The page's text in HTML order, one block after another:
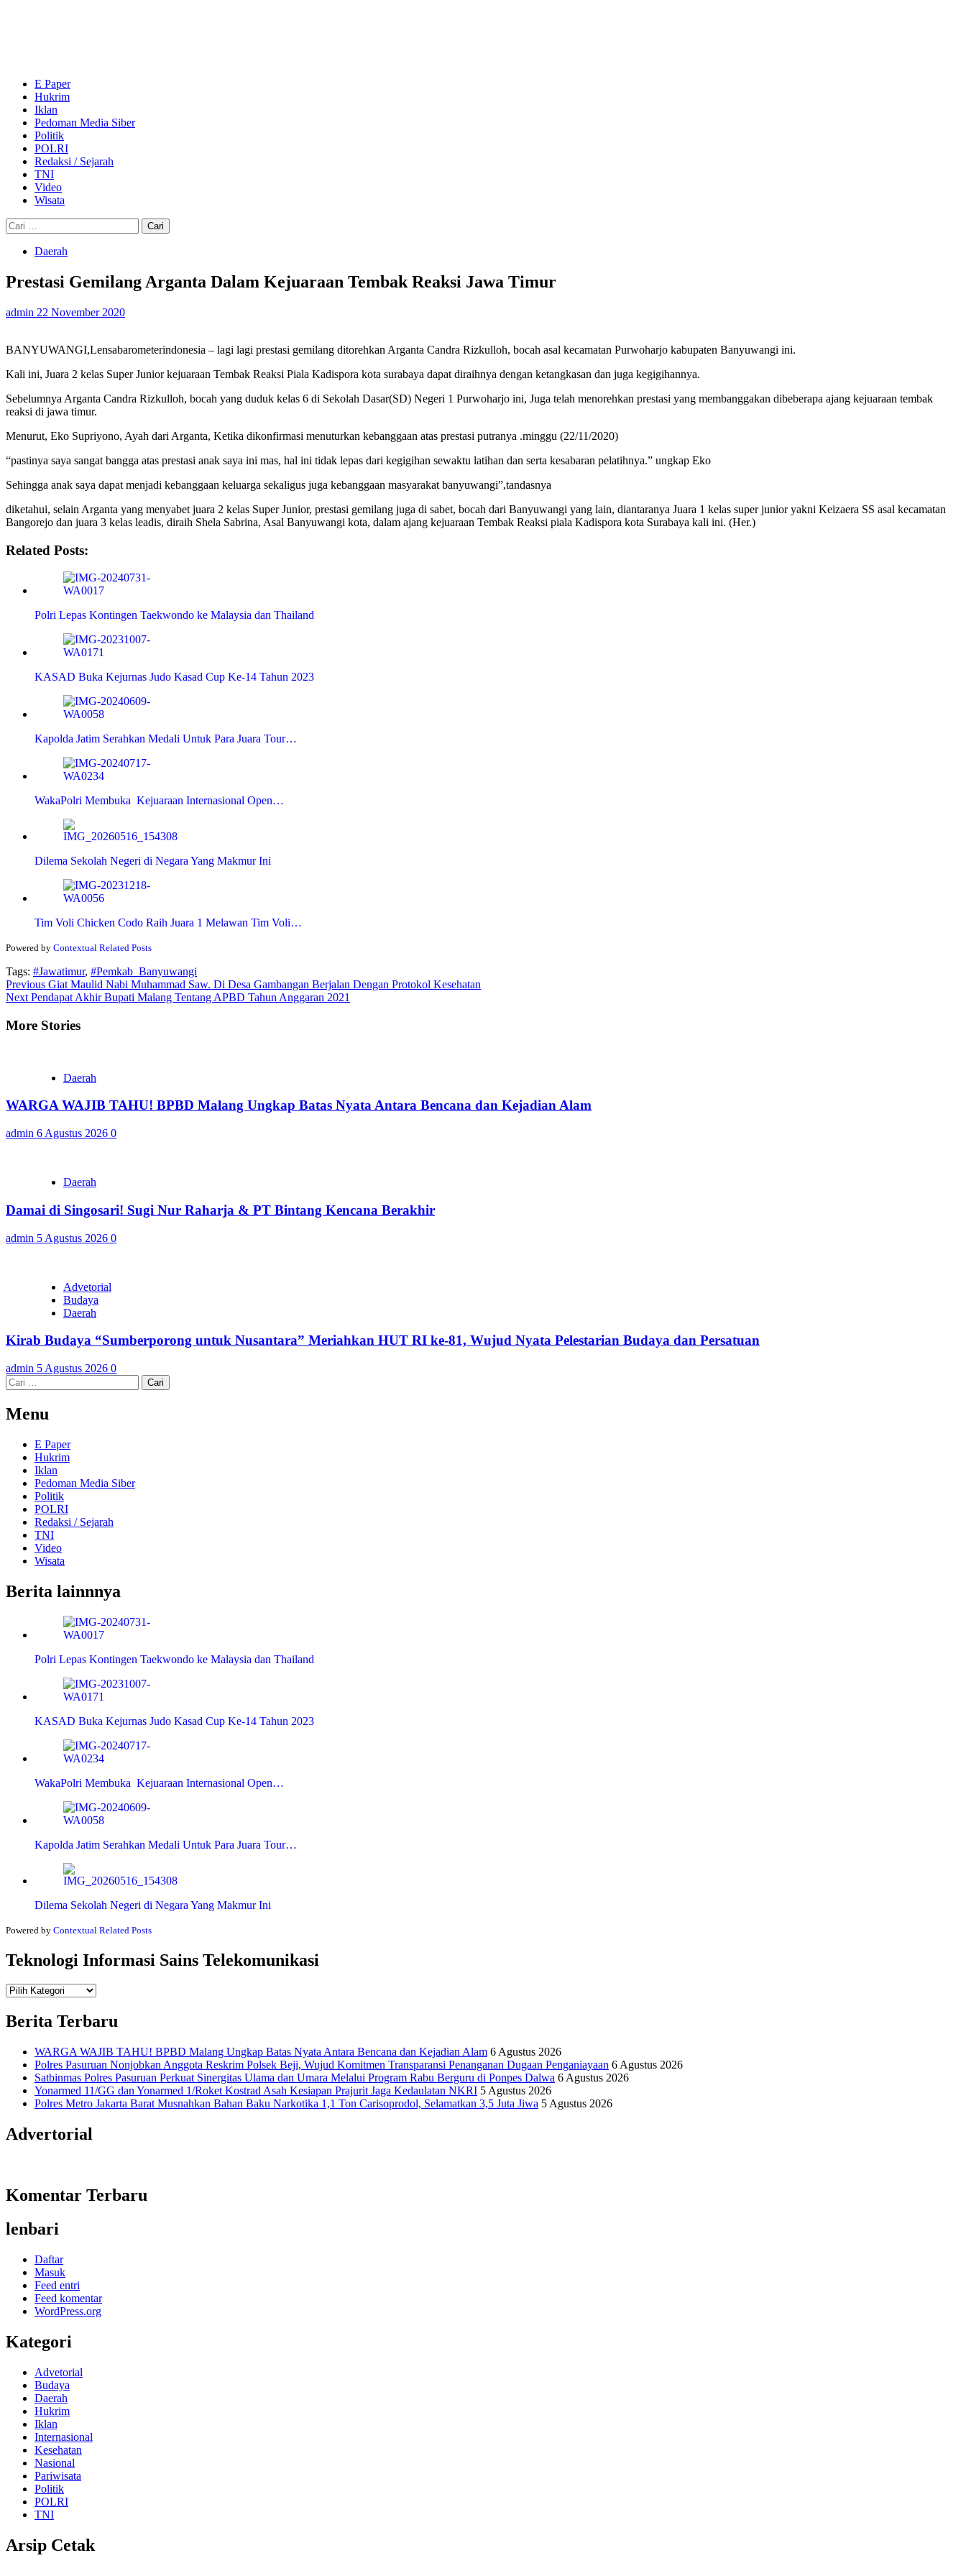
E Paper
Hukrim
Iklan
Pedoman Media Siber
Politik
POLRI
Redaksi / Sejarah
TNI
Video
Wisata
Cari
untuk:
Daerah
Prestasi Gemilang Arganta Dalam Kejuaraan Tembak Reaksi Jawa Timur
admin 22 November 2020
BANYUWANGI,Lensabarometerindonesia – lagi lagi prestasi gemilang ditorehkan Arganta Candra Rizkulloh, bocah asal kecamatan Purwoharjo kabupaten Banyuwangi ini.
Kali ini, Juara 2 kelas Super Junior kejuaraan Tembak Reaksi Piala Kadispora kota surabaya dapat diraihnya dengan ketangkasan dan juga kegigihannya.
Sebelumnya Arganta Candra Rizkulloh, bocah yang duduk kelas 6 di Sekolah Dasar(SD) Negeri 1 Purwoharjo ini, Juga telah menorehkan prestasi yang membanggakan dibeberapa ajang kejuaraan tembak
reaksi di jawa timur.
Menurut, Eko Supriyono, Ayah dari Arganta, Ketika dikonfirmasi menuturkan kebanggaan atas prestasi putranya .minggu (22/11/2020)
“pastinya saya sangat bangga atas prestasi anak saya ini mas, hal ini tidak lepas dari kegigihan sewaktu latihan dan serta kesabaran pelatihnya.” ungkap Eko
Sehingga anak saya dapat menjadi kebanggaan keluarga sekaligus juga kebanggaan masyarakat banyuwangi”,tandasnya
diketahui, selain Arganta yang menyabet juara 2 kelas Super Junior, prestasi gemilang juga di sabet, bocah dari Banyuwangi yang lain, diantaranya Juara 1 kelas super junior yakni Keizaera SS asal kecamatan
Bangorejo dan juara 3 kelas leadis, diraih Shela Sabrina, Asal Banyuwangi kota, dalam ajang kejuaraan Tembak Reaksi piala Kadispora kota Surabaya kali ini. (Her.)
Related Posts:
Polri Lepas Kontingen Taekwondo ke Malaysia dan Thailand
KASAD Buka Kejurnas Judo Kasad Cup Ke-14 Tahun 2023
Kapolda Jatim Serahkan Medali Untuk Para Juara Tour…
WakaPolri Membuka Kejuaraan Internasional Open…
Dilema Sekolah Negeri di Negara Yang Makmur Ini
Tim Voli Chicken Codo Raih Juara 1 Melawan Tim Voli…
Powered by Contextual Related Posts
Tags: #Jawatimur, #Pemkab_Banyuwangi
Continue
Reading
Previous Giat Maulid Nabi Muhammad Saw. Di Desa Gambangan Berjalan Dengan Protokol Kesehatan
Next Pendapat Akhir Bupati Malang Tentang APBD Tahun Anggaran 2021
More Stories
Daerah
WARGA WAJIB TAHU! BPBD Malang Ungkap Batas Nyata Antara Bencana dan Kejadian Alam
admin 6 Agustus 2026 0
Daerah
Damai di Singosari! Sugi Nur Raharja & PT Bintang Kencana Berakhir
admin 5 Agustus 2026 0
Advetorial
Budaya
Daerah
Kirab Budaya “Sumberporong untuk Nusantara” Meriahkan HUT RI ke-81, Wujud Nyata Pelestarian Budaya dan Persatuan
admin 5 Agustus 2026 0
Cari
untuk:
Menu
E Paper
Hukrim
Iklan
Pedoman Media Siber
Politik
POLRI
Redaksi / Sejarah
TNI
Video
Wisata
Berita lainnnya
Polri Lepas Kontingen Taekwondo ke Malaysia dan Thailand
KASAD Buka Kejurnas Judo Kasad Cup Ke-14 Tahun 2023
WakaPolri Membuka Kejuaraan Internasional Open…
Kapolda Jatim Serahkan Medali Untuk Para Juara Tour…
Dilema Sekolah Negeri di Negara Yang Makmur Ini
Powered by Contextual Related Posts
Teknologi Informasi Sains Telekomunikasi
Teknologi
Berita Terbaru
WARGA WAJIB TAHU! BPBD Malang Ungkap Batas Nyata Antara Bencana dan Kejadian Alam 6 Agustus 2026
Polres Pasuruan Nonjobkan Anggota Reskrim Polsek Beji, Wujud Komitmen Transparansi Penanganan Dugaan Penganiayaan 6 Agustus 2026
Satbinmas Polres Pasuruan Perkuat Sinergitas Ulama dan Umara Melalui Program Rabu Berguru di Ponpes Dalwa 6 Agustus 2026
Yonarmed 11/GG dan Yonarmed 1/Roket Kostrad Asah Kesiapan Prajurit Jaga Kedaulatan NKRI 5 Agustus 2026
Polres Metro Jakarta Barat Musnahkan Bahan Baku Narkotika 1,1 Ton Carisoprodol, Selamatkan 3,5 Juta Jiwa 5 Agustus 2026
Advertorial
Komentar Terbaru
lenbari
Daftar
Masuk
Feed entri
Feed komentar
WordPress.org
Kategori
Advetorial
Budaya
Daerah
Hukrim
Iklan
Internasional
Kesehatan
Nasional
Pariwisata
Politik
POLRI
TNI
Arsip Cetak